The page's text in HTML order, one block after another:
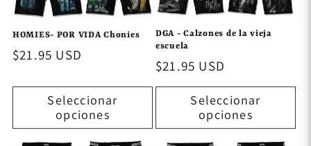
n
:
HOMIES- POR VIDA Chonies
Precio
$21.95 USD
Seleccionar
opciones
DGA - Calzones de la vieja
escuela
Precio
habitual
$21.95 USD
Seleccionar
opciones